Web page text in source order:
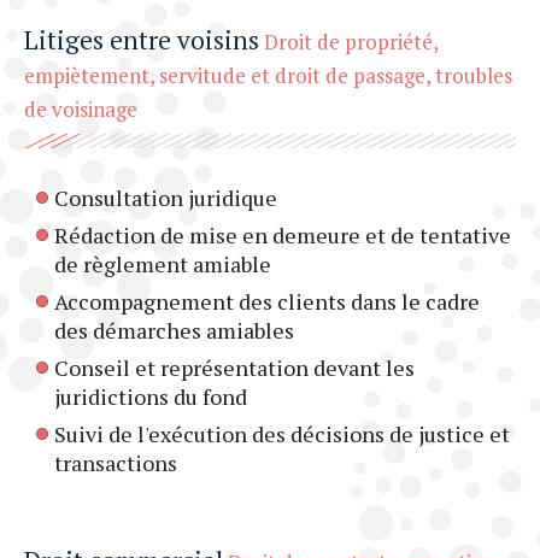
Litiges entre voisins Droit de propriété,
empiètement, servitude et droit de passage, troubles
de voisinage
Consultation juridique
Rédaction de mise en demeure et de tentative
de règlement amiable
Accompagnement des clients dans le cadre
des démarches amiables
Conseil et représentation devant les
juridictions du fond
Suivi de l'exécution des décisions de justice et
transactions